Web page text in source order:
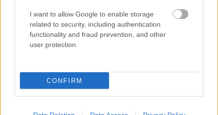
I want to allow Google to enable storage
related to security, including authentication
functionality and fraud prevention, and other
user protection.
CONFIRM
Országos szinten összehangolt ellenőrzés keretében a Nógrád
Megyei Kormányhivatal közúti ellenőrei személygépkocsi
ellenőrzéseket tartanak a megye útjain március 24-én és 25-én.
szerveződnek a programok idén
2016.03.11
A fenntartható innovációk köré szerveződnek a Föld órája